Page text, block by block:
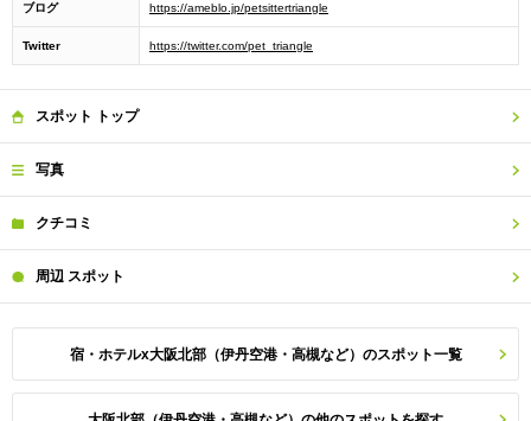
ブログ https://ameblo.jp/petsittertriangle
Twitter https://twitter.com/pet_triangle
スポット トップ
写真
クチコミ
周辺 スポット
宿・ホテルx大阪北部（伊丹空港・高槻など）のスポット一覧